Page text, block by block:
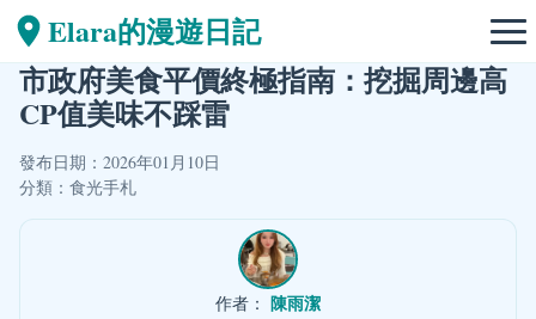
Elara的漫遊日記
市政府美食平價終極指南：挖掘周邊高
CP值美味不踩雷
發布日期：2026年01月10日
分類： 食光手札
作者： 陳雨潔